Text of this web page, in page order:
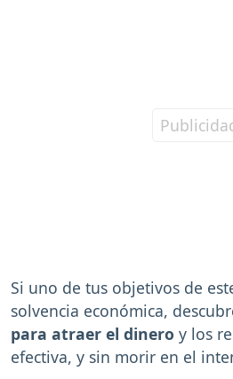
Si uno de tus objetivos de
solvencia económica,
para atraer el dinero y los
efectiva, y sin morir en el